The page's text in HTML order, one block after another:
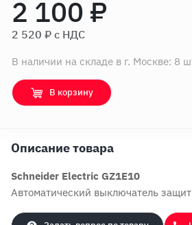
2 100 ₽
2 520 ₽ c НДС
В наличии на складе в г. Москве: 8
В корзину
Описание товара
Schneider Electric GZ1E10
Автоматический выключатель